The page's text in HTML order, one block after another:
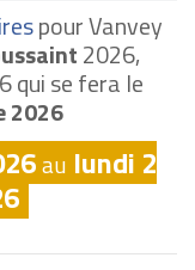
pour Vanvey
2026,
qui se fera le
2026
au lundi 2